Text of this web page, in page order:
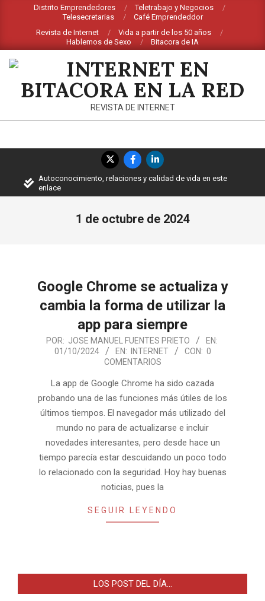
contenido
Distrito Emprendedores
Teletrabajo y Negocios
Telesecretarias
Café Emprendeddor
Revista de Internet
Vida a partir de los 50 años
Hablemos de Sexo
Bitacora de IA
INTERNET
BITACORA
EN
LA
REVISTA DE INTERNET
navegación
principal
Autoconocimiento, relaciones y calidad de vida en este
enlace
1 de octubre de 2024
Google Chrome se actualiza y
cambia la forma de utilizar la
app para siempre
2024-POR: JOSE MANUEL FUENTES PRIETO
EN:
01/10/2024
EN: INTERNET CON: 0
COMENTARIOS
La app de Google Chrome ha sido cazada
probando una de las funciones más útiles de los
últimos tiempos. El navegador más utilizado del
mundo no para de actualizarse e incluir
novedades interesantes, pero desde hace un
tiempo parecía estar descuidando un poco todo
lo relacionado con la seguridad. Hoy hay buenas
noticias, pues la
SEGUIR LEYENDO
LOS POST DEL DÍA…